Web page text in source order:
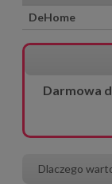
DeHome
Darmowa
Dlaczego